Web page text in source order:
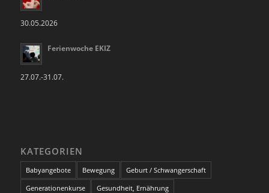
30.05.2026
Ferienwoche EKIZ
27.07.-31.07.
KATEGORIEN
Babyangebote Bewegung
Geburt / Schwangerschaft
Generationenkurse
Gesundheit, Ernährung